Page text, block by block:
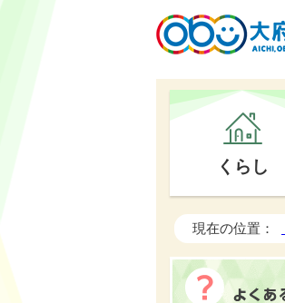
くらし
現在の位置：